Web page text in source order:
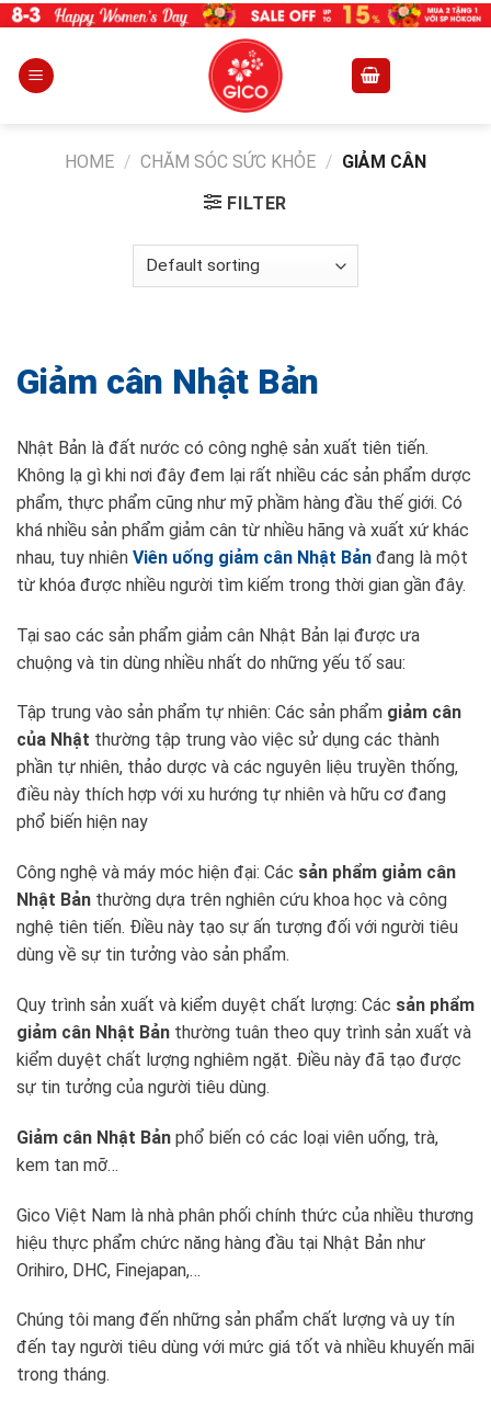
Skip
content
HOME / CHĂM SÓC SỨC KHỎE / GIẢM CÂN
FILTER
Giảm cân Nhật Bản
Nhật Bản là đất nước có công nghệ sản xuất tiên tiến.
Không lạ gì khi nơi đây đem lại rất nhiều các sản phẩm dược
phẩm, thực phẩm cũng như mỹ phầm hàng đầu thế giới. Có
khá nhiều sản phẩm giảm cân từ nhiều hãng và xuất xứ khác
nhau, tuy nhiên Viên uống giảm cân Nhật Bản đang là một
từ khóa được nhiều người tìm kiếm trong thời gian gần đây.
Tại sao các sản phẩm giảm cân Nhật Bản lại được ưa
chuộng và tin dùng nhiều nhất do những yếu tố sau:
Tập trung vào sản phẩm tự nhiên: Các sản phẩm giảm cân
của Nhật thường tập trung vào việc sử dụng các thành
phần tự nhiên, thảo dược và các nguyên liệu truyền thống,
điều này thích hợp với xu hướng tự nhiên và hữu cơ đang
phổ biến hiện nay
Công nghệ và máy móc hiện đại: Các sản phẩm giảm cân
Nhật Bản thường dựa trên nghiên cứu khoa học và công
nghệ tiên tiến. Điều này tạo sự ấn tượng đối với người tiêu
dùng về sự tin tưởng vào sản phẩm.
Quy trình sản xuất và kiểm duyệt chất lượng: Các sản phẩm
giảm cân Nhật Bản thường tuân theo quy trình sản xuất và
kiểm duyệt chất lượng nghiêm ngặt. Điều này đã tạo được
sự tin tưởng của người tiêu dùng.
Giảm cân Nhật Bản phổ biến có các loại viên uống, trà,
kem tan mỡ…
Gico Việt Nam là nhà phân phối chính thức của nhiều thương
hiệu thực phẩm chức năng hàng đầu tại Nhật Bản như
Orihiro, DHC, Finejapan,…
Chúng tôi mang đến những sản phẩm chất lượng và uy tín
đến tay người tiêu dùng với mức giá tốt và nhiều khuyến mãi
trong tháng.